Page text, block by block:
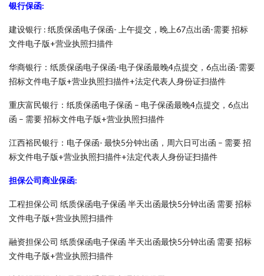
银行保函:
建设银行 : 纸质保函电子保函- 上午提交，晚上67点出函-需要 招标
文件电子版+营业执照扫描件
华商银行：纸质保函电子保函-电子保函最晚4点提交，6点出函-需要
招标文件电子版+营业执照扫描件+法定代表人身份证扫描件
重庆富民银行：纸质保函电子保函 – 电子保函最晚4点提交，6点出
函 – 需要 招标文件电子版+营业执照扫描件
江西裕民银行：电子保函- 最快5分钟出函，周六日可出函 – 需要 招
标文件电子版+营业执照扫描件+法定代表人身份证扫描件
担保公司商业保函:
工程担保公司 纸质保函电子保函 半天出函最快5分钟出函 需要 招标
文件电子版+营业执照扫描件
融资担保公司 纸质保函电子保函 半天出函最快5分钟出函 需要 招标
文件电子版+营业执照扫描件